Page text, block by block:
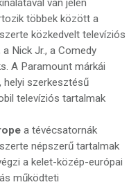
van jelen
többek között a
közkedvelt televíziós
Nick Jr., a Comedy
A Paramount márkái
szerkesztésű
televíziós tartalmak
a tévécsatornák
népszerű tartalmak
a kelet-közép-európai
működteti